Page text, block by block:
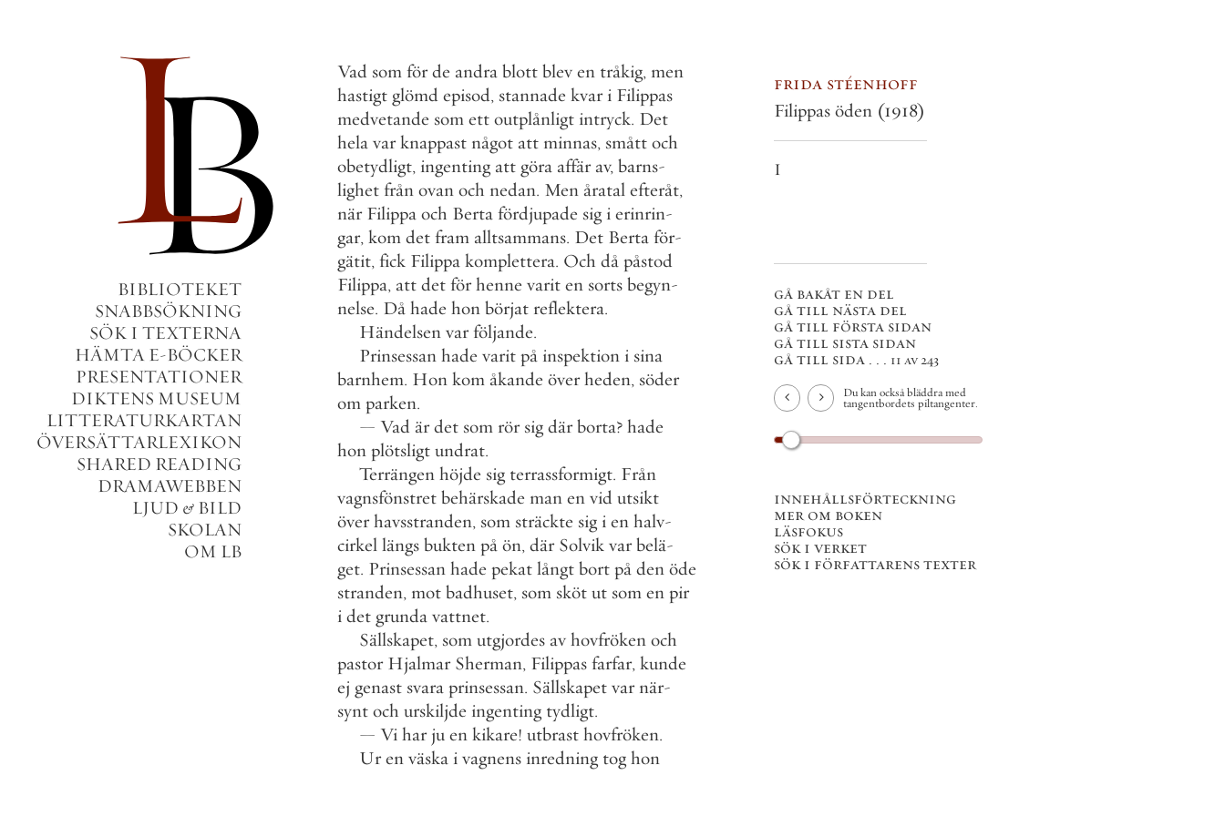
BIBLIOTEKET
SNABBSÖKNING
SÖK I TEXTERNA
HÄMTA E-BÖCKER
PRESENTATIONER
DIKTENS MUSEUM
LITTERATURKARTAN
ÖVERSÄTTARLEXIKON
SHARED READING
DRAMAWEBBEN
LJUD & BILD
SKOLAN
OM LB
Vad som för de andra blott blev en tråkig, men
hastigt glömd episod, stannade kvar i Filippas
medvetande som ett outplånligt intryck. Det
hela var knappast något att minnas, smått och
obetydligt, ingenting att göra affär av, barns-
lighet från ovan och nedan. Men åratal efteråt,
när Filippa och Berta fördjupade sig i erinrin-
gar, kom det fram alltsammans. Det Berta för-
gätit, fick Filippa komplettera. Och då påstod
Filippa, att det för henne varit en sorts begyn-
nelse. Då hade hon börjat reflektera.
Händelsen var följande.
Prinsessan hade varit på inspektion i sina
barnhem. Hon kom åkande över heden, söder
om parken.
— Vad är det som rör sig där borta? hade
hon plötsligt undrat.
Terrängen höjde sig terrassformigt. Från
vagnsfönstret behärskade man en vid utsikt
över havsstranden, som sträckte sig i en halv-
cirkel längs bukten på ön, där Solvik var belä-
get. Prinsessan hade pekat långt bort på den öde
stranden, mot badhuset, som sköt ut som en pir
i det grunda vattnet.
Sällskapet, som utgjordes av hovfröken och
pastor Hjalmar Sherman, Filippas farfar, kunde
ej genast svara prinsessan. Sällskapet var när-
synt och urskiljde ingenting tydligt.
— Vi har ju en kikare! utbrast hovfröken.
Ur en väska i vagnens inredning tog hon
frida stéenhoff
Filippas öden (1918)
I
gå bakåt en del
gå till nästa del
gå till första sidan
gå till sista sidan
gå till sida . . . 11 av 243
Du kan också bläddra med
tangentbordets piltangenter.
innehållsförteckning
mer om boken
läsfokus
sök i verket
sök i författarens texter